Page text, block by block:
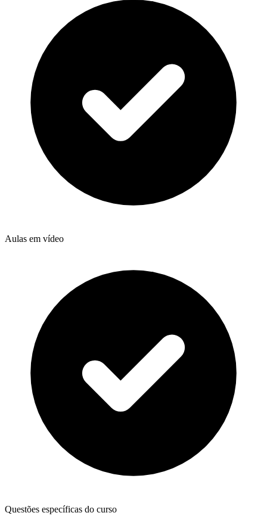
Aulas em vídeo
Questões específicas do curso